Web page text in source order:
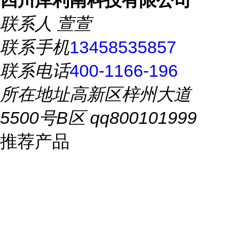
联系人 萱萱
联系手机13458535857
联系电话400-1166-196
所在地址高新区梓州大道
5500号B区 qq800101999
推荐产品